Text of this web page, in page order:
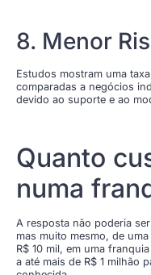
8. Menor
Estudos mostram uma
comparadas a negócios
devido ao suporte e ao
Quanto
numa
A resposta não poderia
mas muito mesmo, de
R$ 10 mil, em uma
a até mais de R$ 1 milhão